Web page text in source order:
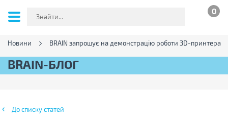
0
Новини BRAIN запрошує на демонстрацію роботи 3D-принтера
BRAIN-БЛОГ
До списку статей